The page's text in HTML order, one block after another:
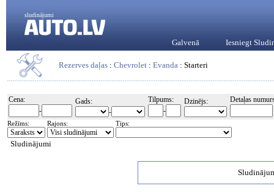
sludinājumi
Galvenā Iesniegt
Rezerves daļas : Chevrolet : Evanda : Starteri
Cena:
-
Gads:
-
Tilpums:
-
Dzinējs: Detaļas
Režīms: Rajons: Tips:
Sludinājumi